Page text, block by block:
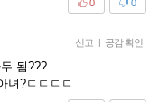
0
0
신고 | 공감 확인
됨???
녀?ㄷㄷㄷㄷ